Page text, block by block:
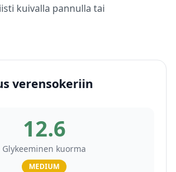
kuivalla pannulla tai
verensokeriin
12.6
Glykeeminen kuorma
MEDIUM